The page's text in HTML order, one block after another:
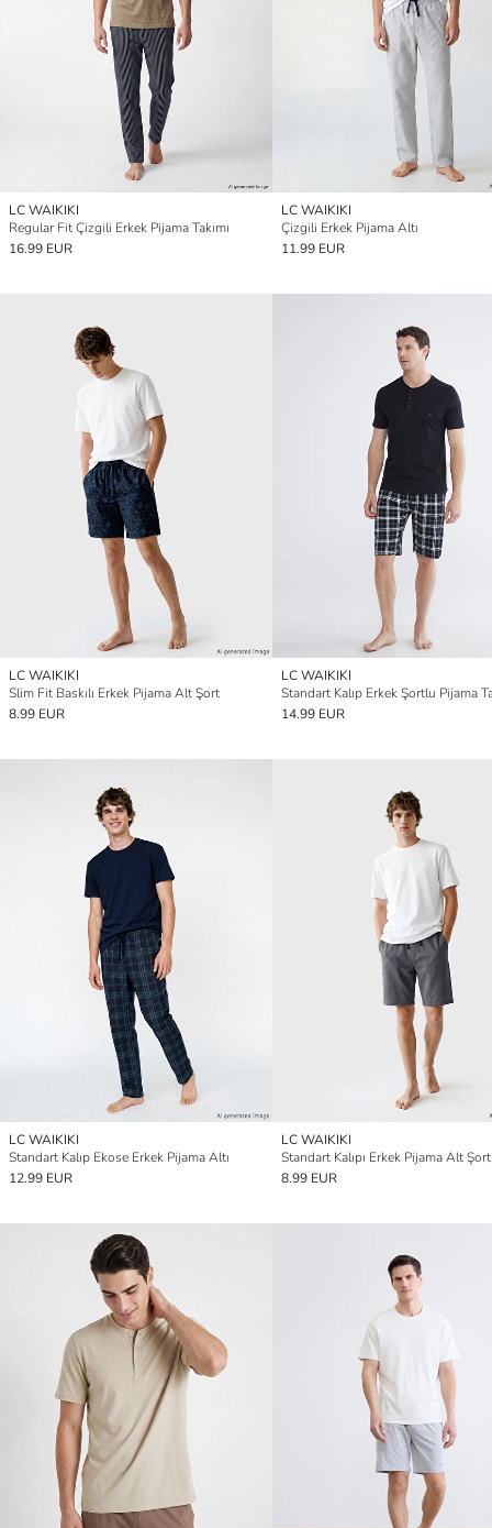
LC WAIKIKI
Regular Fit Çizgili Erkek Pijama Takımı
16.99 EUR
LC WAIKIKI
Çizgili Erkek Pijama Altı
11.99 EUR
LC WAIKIKI
Slim Fit Baskılı Erkek Pijama Alt Şort
8.99 EUR
LC WAIKIKI
Standart Kalıp Erkek Şortlu Pijama
14.99 EUR
LC WAIKIKI
Standart Kalıp Ekose Erkek Pijama Altı
12.99 EUR
LC WAIKIKI
Standart Kalıpı Erkek Pijama Alt Şort
8.99 EUR